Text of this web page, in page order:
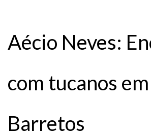
Aécio Neves:
com tucanos em
Barretos